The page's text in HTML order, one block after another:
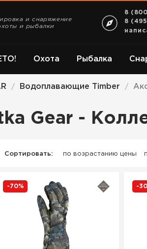
и снаряжение
и рыбалки
8
8
Охота Рыбалка
/ Водоплавающие Timber /
Gear -
Сортировать: по возрастанию цены
-70% -